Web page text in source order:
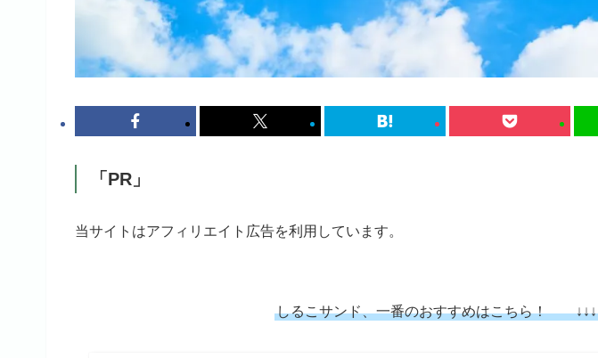
「PR」
当サイトはアフィリエイト広告を利用しています。
しるこサンド、一番のおすすめはこちら！ ↓↓↓